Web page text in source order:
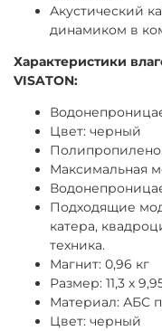
Акустический
динамиком в
Характеристики
VISATON:
Цвет: черный
Максимальная
Подходящие
катера,
техника.
Магнит: 0,96 кг
Размер: 11,3 х
Материал: АБС
Цвет: черный